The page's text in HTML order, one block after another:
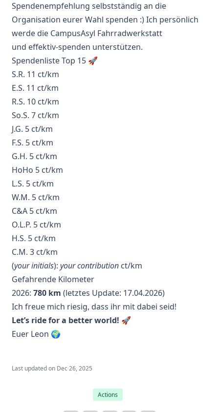
Spendenempfehlung selbstständig an die
Organisation eurer Wahl spenden :) Ich persönlich
werde die CampusAsyl Fahrradwerkstatt
und effektiv-spenden unterstützen.
Spendenliste Top 15 🚀
S.R. 11 ct/km
E.S. 11 ct/km
R.S. 10 ct/km
So.S. 7 ct/km
J.G. 5 ct/km
F.S. 5 ct/km
G.H. 5 ct/km
HoHo 5 ct/km
L.S. 5 ct/km
W.M. 5 ct/km
C&A 5 ct/km
O.L.P. 5 ct/km
H.S. 5 ct/km
C.M. 3 ct/km
(your initials): your contribution ct/km
Gefahrende Kilometer
2026: 780 km (letztes Update: 17.04.2026)
Ich freue mich riesig, dass ihr mit dabei seid!
Let’s ride for a better world! 🚀
Euer Leon 🌍
Last updated on Dec 26, 2025
Actions